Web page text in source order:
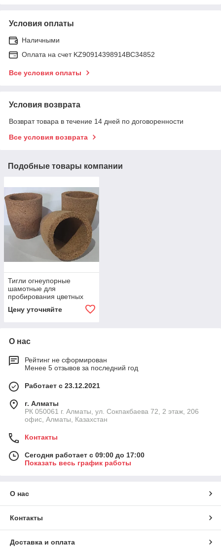
Условия оплаты
Наличными
Оплата на счет KZ90914398914ВС34852
Все условия оплаты
Условия возврата
Возврат товара в течение 14 дней по договоренности
Все условия возврата
Подобные товары компании
Тигли огнеупорные
шамотные для
пробирования цветных
Цену уточняйте
О нас
Рейтинг не сформирован
Менее 5 отзывов за последний год
Работает с 23.12.2021
г. Алматы
РК 050061 г. Алматы, ул. Сокпакбаева 72, 2 этаж, 206
офис, Алматы, Казахстан
Контакты
Сегодня работает с 09:00 до 17:00
Показать весь график работы
О нас
Контакты
Доставка и оплата